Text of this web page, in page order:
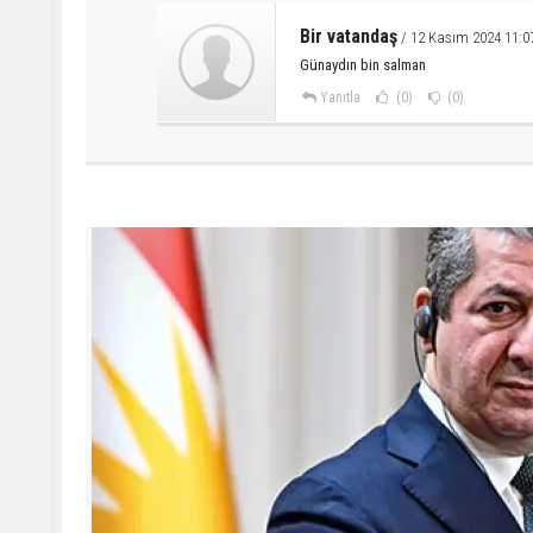
Bir vatandaş / 12 Kasım 2024
Günaydın bin salman
Yanıtla (0) (0)